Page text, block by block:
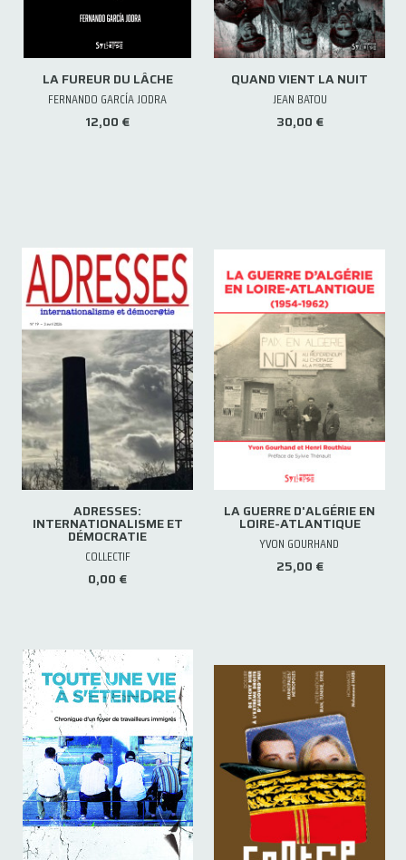
LA FUREUR DU LÂCHE
FERNANDO GARCÍA JODRA
12,00 €
QUAND VIENT LA NUIT
JEAN BATOU
30,00 €
ADRESSES:
INTERNATIONALISME ET
DÉMOCRATIE
COLLECTIF
0,00 €
LA GUERRE D'ALGÉRIE EN
LOIRE-ATLANTIQUE
YVON GOURHAND
25,00 €